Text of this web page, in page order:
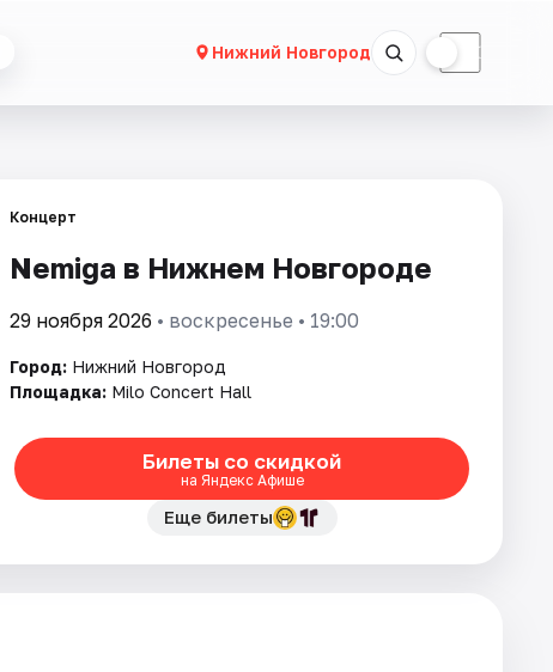
Нижний Новгород ☾
Концерт
Nemiga в Нижнем Новгороде
29 ноября 2026 • воскресенье • 19:00
Город: Нижний Новгород
Площадка: Milo Concert Hall
Билеты со скидкой
на Яндекс Афише
Еще билеты